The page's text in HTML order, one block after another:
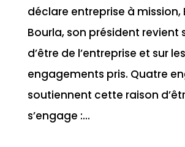
déclare entreprise à mission,
Bourla, son président revient
d’être de l’entreprise et sur les
engagements pris. Quatre
soutiennent cette raison
s’engage :...